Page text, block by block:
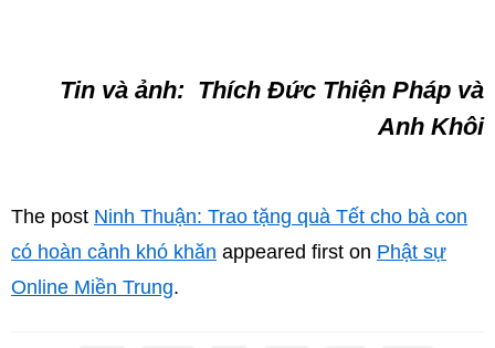
Tin và ảnh: Thích Đức Thiện Pháp và
Anh Khôi
The post Ninh Thuận: Trao tặng quà Tết cho bà con
có hoàn cảnh khó khăn appeared first on Phật sự
Online Miền Trung.